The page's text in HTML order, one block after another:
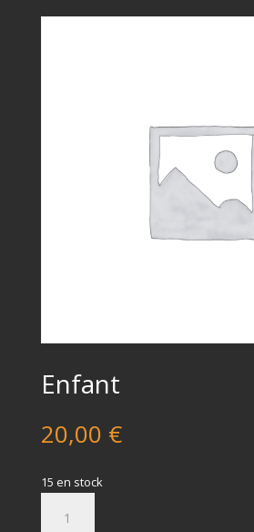
Enfant
20,00 €
15 en stock